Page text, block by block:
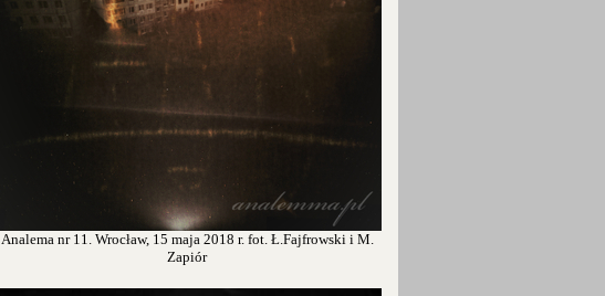
Analema nr 11. Wrocław, 15 maja 2018 r. fot. Ł.Fajfrowski i M.
Zapiór